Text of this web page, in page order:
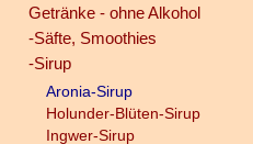
Getränke - ohne Alkohol
-Säfte, Smoothies
-Sirup
Aronia-Sirup
Holunder-Blüten-Sirup
Ingwer-Sirup